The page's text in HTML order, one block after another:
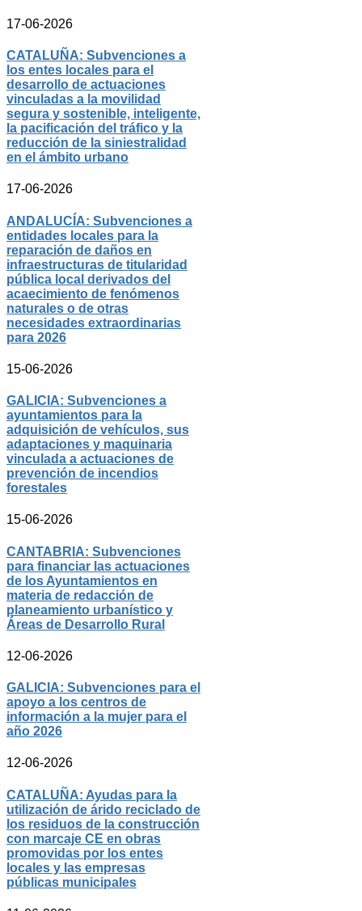
17-06-2026
CATALUÑA: Subvenciones a
los entes locales para el
desarrollo de actuaciones
vinculadas a la movilidad
segura y sostenible, inteligente,
la pacificación del tráfico y la
reducción de la siniestralidad
en el ámbito urbano
17-06-2026
ANDALUCÍA: Subvenciones a
entidades locales para la
reparación de daños en
infraestructuras de titularidad
pública local derivados del
acaecimiento de fenómenos
naturales o de otras
necesidades extraordinarias
para 2026
15-06-2026
GALICIA: Subvenciones a
ayuntamientos para la
adquisición de vehículos, sus
adaptaciones y maquinaria
vinculada a actuaciones de
prevención de incendios
forestales
15-06-2026
CANTABRIA: Subvenciones
para financiar las actuaciones
de los Ayuntamientos en
materia de redacción de
planeamiento urbanístico y
Áreas de Desarrollo Rural
12-06-2026
GALICIA: Subvenciones para el
apoyo a los centros de
información a la mujer para el
año 2026
12-06-2026
CATALUÑA: Ayudas para la
utilización de árido reciclado de
los residuos de la construcción
con marcaje CE en obras
promovidas por los entes
locales y las empresas
públicas municipales